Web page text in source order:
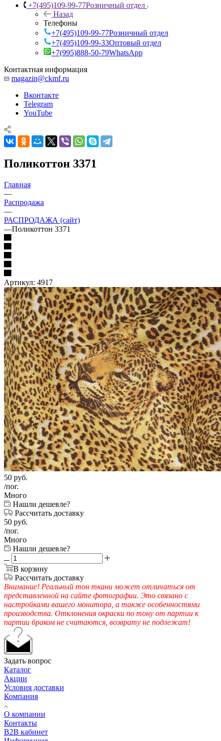
+7(495)109-99-77Розничный отдел
Назад
Телефоны
+7(495)109-99-77Розничный отдел
+7(495)109-99-33Оптовый отдел
+7(995)888-50-79WhatsApp
Контактная информация
magazin@ckmf.ru
Вконтакте
Telegram
YouTube
Поликоттон 3371
Главная
—
Распродажа
—
РАСПРОДАЖА (сайт)
—Поликоттон 3371
Артикул: 4917
50 руб.
/пог.
Много
Нашли дешевле?
Рассчитать доставку
50 руб.
/пог.
Много
Нашли дешевле?
В корзину
Рассчитать доставку
Внимание! Реальный тон ткани может отличаться от
представленной на сайте фотографии. Это связано с
настройками вашего монитора, а также особенностями
производства. Отклонения окраски по тону от партии к
партии браком не считаются, возврату не подлежат!
Задать вопрос
Каталог
Акции
Условия доставки
Компания
О компании
Контакты
B2B кабинет